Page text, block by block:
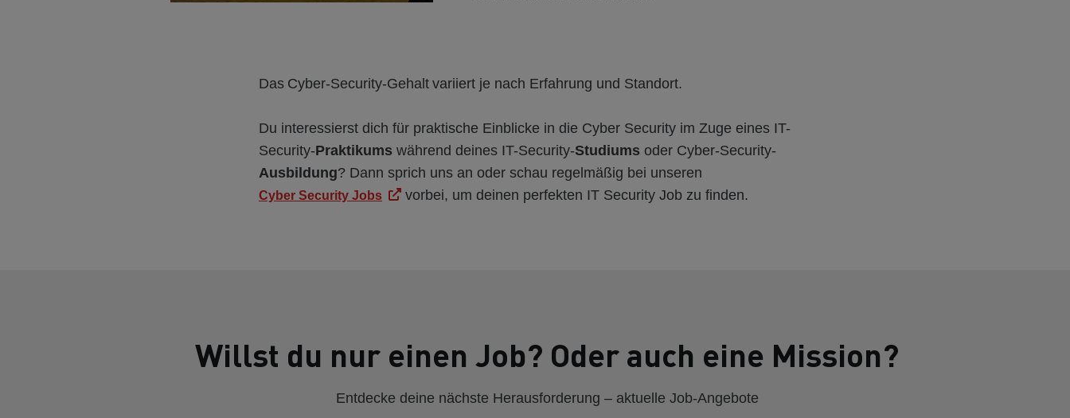
Das Cyber-Security-Gehalt variiert je nach Erfahrung und Standort.
Du interessierst dich für praktische Einblicke in die Cyber Security im Zuge eines IT-
Security-Praktikums während deines IT-Security-Studiums oder Cyber-Security-
Ausbildung? Dann sprich uns an oder schau regelmäßig bei unseren
Cyber Security Jobs vorbei, um deinen perfekten IT Security Job zu finden.
Willst du nur einen Job? Oder auch eine Mission?
Entdecke deine nächste Herausforderung – aktuelle Job-Angebote